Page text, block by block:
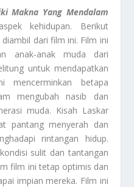
Makna Yang Mendalam
kehidupan. Berikut
dari film ini. Film ini
anak-anak muda dari
untuk mendapatkan
mencerminkan betapa
mengubah nasib dan
muda. Kisah Laskar
pantang menyerah dan
rintangan hidup.
sulit dan tantangan
film ini tetap optimis dan
impian mereka. Film ini